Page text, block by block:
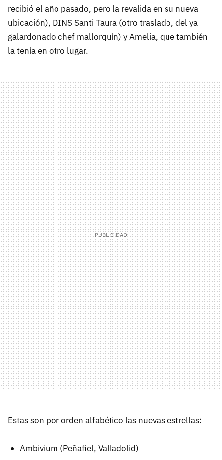
recibió el año pasado, pero la revalida en su nueva
ubicación), DINS Santi Taura (otro traslado, del ya
galardonado chef mallorquín) y Amelia, que también
la tenía en otro lugar.
Estas son por orden alfabético las nuevas estrellas:
Ambivium (Peñafiel, Valladolid)